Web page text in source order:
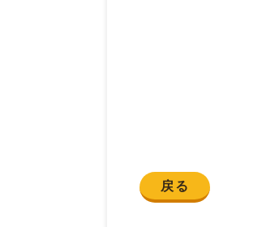
戻る